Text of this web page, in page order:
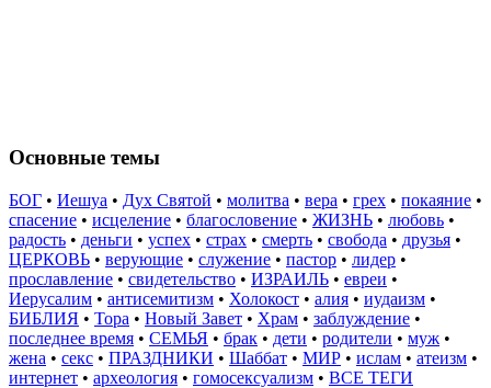
Основные темы
БОГ • Иешуа • Дух Святой • молитва • вера • грех • покаяние •
спасение • исцеление • благословение • ЖИЗНЬ • любовь •
радость • деньги • успех • страх • смерть • свобода • друзья •
ЦЕРКОВЬ • верующие • служение • пастор • лидер •
прославление • свидетельство • ИЗРАИЛЬ • евреи •
Иерусалим • антисемитизм • Холокост • алия • иудаизм •
БИБЛИЯ • Тора • Новый Завет • Храм • заблуждение •
последнее время • СЕМЬЯ • брак • дети • родители • муж •
жена • секс • ПРАЗДНИКИ • Шаббат • МИР • ислам • атеизм •
интернет • археология • гомосексуализм • ВСЕ ТЕГИ